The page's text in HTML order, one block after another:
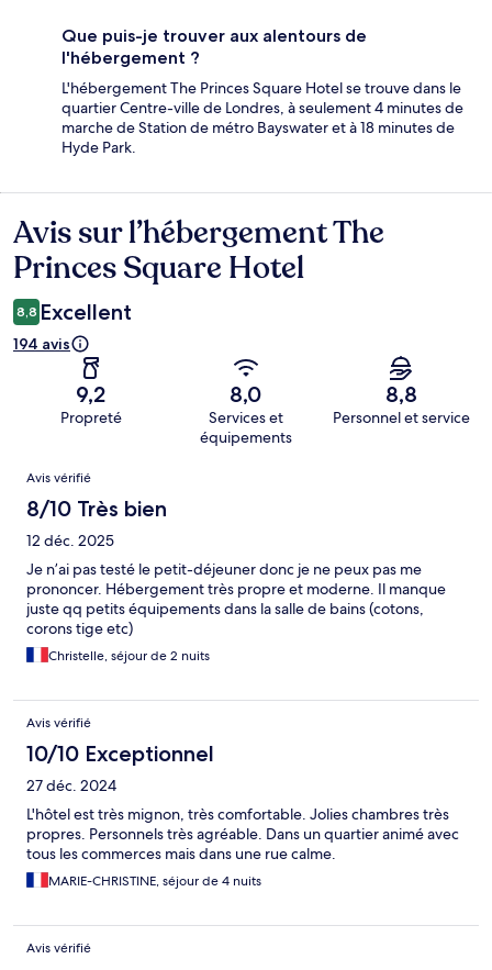
Que puis-je trouver aux alentours de
l'hébergement ?
L'hébergement The Princes Square Hotel se trouve dans le
quartier Centre-ville de Londres, à seulement 4 minutes de
marche de Station de métro Bayswater et à 18 minutes de
Hyde Park.
Avis
Avis sur l’hébergement The
Princes Square Hotel
8,8 Excellent
194 avis
9,2
Propreté
8,0
Services et
équipements
8,8
Personnel et service
Avis
Avis vérifié
8/10 Très bien
12 déc. 2025
Je n’ai pas testé le petit-déjeuner donc je ne peux pas me
prononcer. Hébergement très propre et moderne. Il manque
juste qq petits équipements dans la salle de bains (cotons,
corons tige etc)
Christelle, séjour de 2 nuits
Avis vérifié
10/10 Exceptionnel
27 déc. 2024
L'hôtel est très mignon, très comfortable. Jolies chambres très
propres. Personnels très agréable. Dans un quartier animé avec
tous les commerces mais dans une rue calme.
MARIE-CHRISTINE, séjour de 4 nuits
Avis vérifié